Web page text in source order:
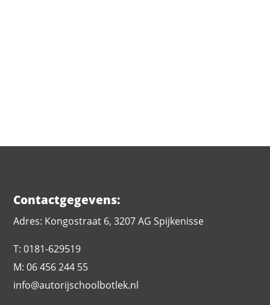
Contactgegevens:
Adres: Kongostraat 6, 3207 AG Spijkenisse
T: 0181-629519
M: 06 456 244 55
info@autorijschoolbotlek.nl